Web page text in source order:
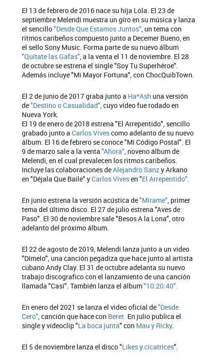
El 13 de febrero de 2016 nace su hija Lola. El 23 de
septiembre Melendi muestra un giro en su música y lanza
el sencillo"Desde Que Estamos Juntos", un tema con
ritmos caribeños compuesto junto a Decemer Bueno, en
el sello Sony Music. Forma parte de su nuevo álbum
"Quítate las Gafas", a la venta el 11 de noviembre. El 28
de octubre se estrena el single "Soy Tu Superhéroe".
Además incluye "Mi Mayor Fortuna", con ChocQuibTown.
El 2 de junio de 2017 graba junto a Ha*Ash una versión
de"Destino o Casualidad", cuyo video fue rodado en
Nueva York.
El 19 de enero de 2018 estrena "El Arrepentido", sencillo
grabado junto a Carlos Vivescomo adelanto de su nuevo
álbum. El 16 de febrero se conoce "Mi Código Postal". El
9 de marzo sale a la venta "Ahora", noveno álbum de
Melendi, en el cual prevalecen los ritmos caribeños.
Incluye las colaboraciones deAlejandro Sanzy Arkano
en "Déjala Que Baile" yCarlos Vivesen "El Arrepentido".
En junio estrena la versión acústica de"Mírame", primer
tema del último disco. El 27 de julio estrena "Aves de
Paso". El 30 de noviembre sale "Besos A la Lona", otro
adelanto del próximo álbum.
El 22 de agosto de 2019, Melendi lanza junto a un video
"Dímelo", una canción pegadiza que hace junto al artista
cubano Andy Clay. El 31 de octubre adelanta su nuevo
trabajo discografico con el lanzamiento de una canción
llamada "Casi". También lanza el álbum"10:20:40".
En enero del 2021 se lanza el video oficial de"Desde
Cero", canción que hace con Beret. En julio publica el
single y videoclip "La boca junta" con Mau y Ricky.
El 5 de noviembre lanza el disco "Likes y cicatrices".